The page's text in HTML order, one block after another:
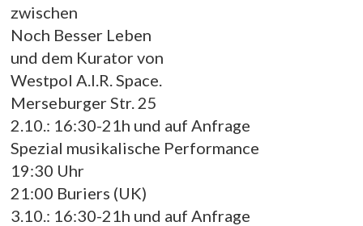
zwischen
Noch Besser Leben
und dem Kurator von
Westpol A.I.R. Space.
Merseburger Str. 25
2.10.: 16:30-21h und auf Anfrage
Spezial musikalische Performance
19:30 Uhr
21:00 Buriers (UK)
3.10.: 16:30-21h und auf Anfrage